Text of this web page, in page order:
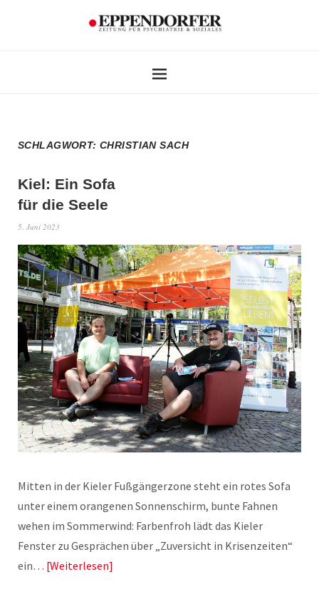
SCHLAGWORT:CHRISTIAN SACH
Kiel: Ein Sofa
für die Seele
5. Juni 2023
Mitten in der Kieler Fußgängerzone steht ein rotes Sofa
unter einem orangenen Sonnenschirm, bunte Fahnen
wehen im Sommerwind: Farbenfroh lädt das Kieler
Fenster zu Gesprächen über „Zuversicht in Krisenzeiten“
ein… Weiterlesen